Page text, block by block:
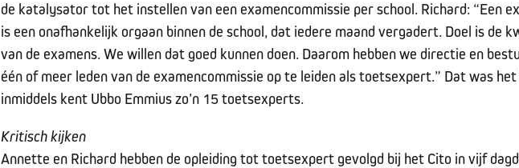
de katalysator tot het instellen van een examencommissie per school. Richard: “Een
is een onafhankelijk orgaan binnen de school, dat iedere maand vergadert. Doel is de
van de examens. We willen dat goed kunnen doen. Daarom hebben we directie en
één of meer leden van de examencommissie op te leiden als toetsexpert.” Dat was het
inmiddels kent Ubbo Emmius zo’n 15 toetsexperts.
Kritisch kijken
Annette en Richard hebben de opleiding tot toetsexpert gevolgd bij het Cito in vijf